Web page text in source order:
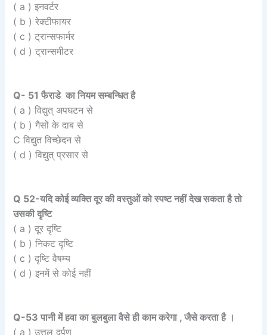
( a ) इनवर्टर
( b ) रेक्टीफायर
( c ) ट्रान्सफार्मर
( d ) ट्रान्समीटर
Q- 51 फैराडे का नियम सम्बन्धित है
( a ) विद्युत् अपघटन से
( b ) गैसों के दाब से
C विद्युत विच्छेदन से
( d ) विद्युत् प्रसार से
Q 52-यदि कोई व्यक्ति दूर की वस्तुओं को स्पष्ट नहीं देख सकता है तो
उसकी दृष्टि
( a ) दूर दृष्टि
( b ) निकट दृष्टि
( c ) दृष्टि वैषम्य
( d ) इनमें से कोई नहीं
Q-53 पानी में हवा का बुलबुला वैसे ही काम करेगा , जैसे करता है ।
( a ) उत्तल दर्पण